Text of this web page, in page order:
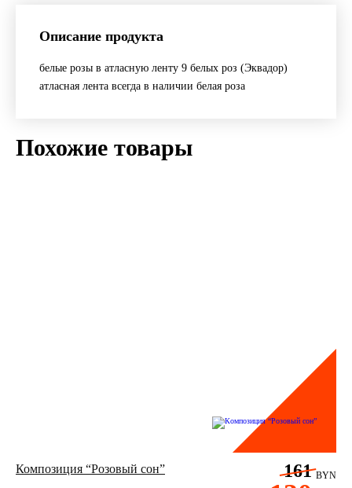
Описание продукта
белые розы в атласную ленту 9 белых роз (Эквадор)
атласная лента всегда в наличии белая роза
Похожие товары
Композиция “Розовый сон” 161 BYN